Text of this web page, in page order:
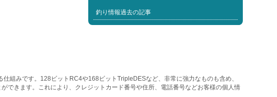
釣り情報過去の記事
組みです。128ビットRC4や168ビットTripleDESなど、非常に強力なものも含め、
できます。これにより、クレジットカード番号や住所、電話番号などお客様の個人情